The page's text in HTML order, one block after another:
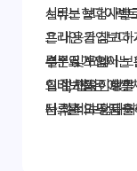
서류는 보험사별로 다를
은 내용을 참고하
부분의 보험사는
으며, 웹사이트를 통해 간편하게 청구할 수 있습니다. 필요
서류를 모두 제출
실비보험다이렉트를 통해
프라인 가입보다
수수료가 없어 보험료가 저
입 절차를 진행할 수 있습니다.
는 최적의 상품
결론 및 요약
실비보험은 예상
다. '실비보험다이렉트'를 통해 온